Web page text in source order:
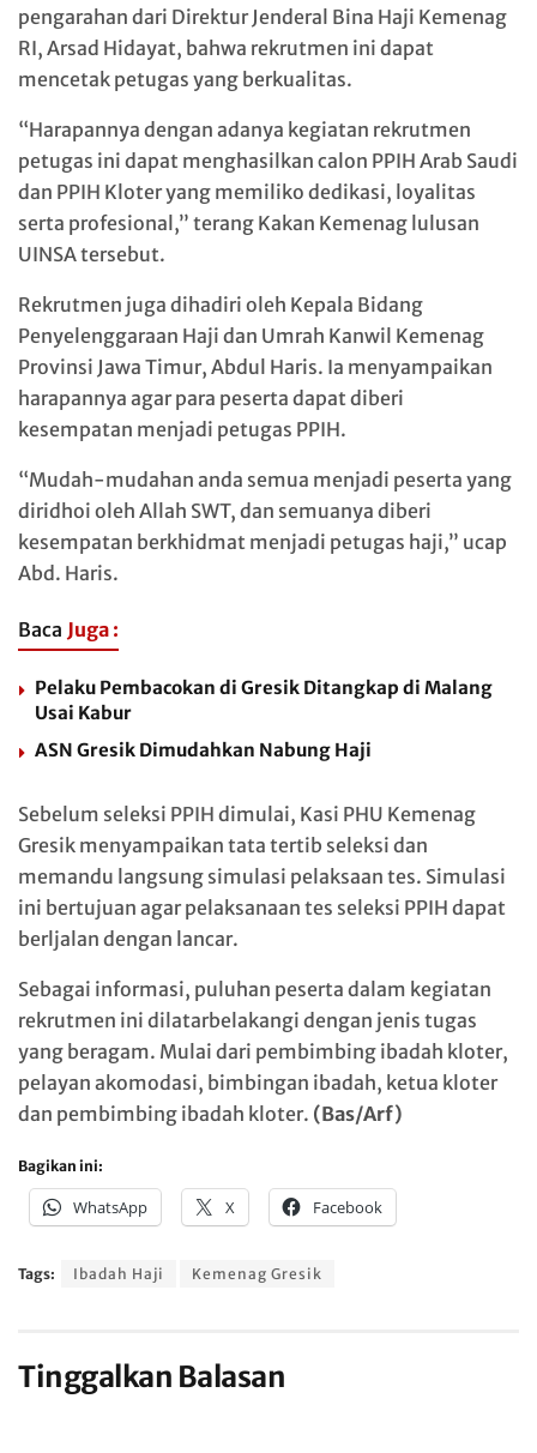
pengarahan dari Direktur Jenderal Bina Haji Kemenag
RI, Arsad Hidayat, bahwa rekrutmen ini dapat
mencetak petugas yang berkualitas.
“Harapannya dengan adanya kegiatan rekrutmen
petugas ini dapat menghasilkan calon PPIH Arab Saudi
dan PPIH Kloter yang memiliko dedikasi, loyalitas
serta profesional,” terang Kakan Kemenag lulusan
UINSA tersebut.
Rekrutmen juga dihadiri oleh Kepala Bidang
Penyelenggaraan Haji dan Umrah Kanwil Kemenag
Provinsi Jawa Timur, Abdul Haris. Ia menyampaikan
harapannya agar para peserta dapat diberi
kesempatan menjadi petugas PPIH.
“Mudah-mudahan anda semua menjadi peserta yang
diridhoi oleh Allah SWT, dan semuanya diberi
kesempatan berkhidmat menjadi petugas haji,” ucap
Abd. Haris.
Baca Juga :
Pelaku Pembacokan di Gresik Ditangkap di Malang
Usai Kabur
ASN Gresik Dimudahkan Nabung Haji
Sebelum seleksi PPIH dimulai, Kasi PHU Kemenag
Gresik menyampaikan tata tertib seleksi dan
memandu langsung simulasi pelaksaan tes. Simulasi
ini bertujuan agar pelaksanaan tes seleksi PPIH dapat
berljalan dengan lancar.
Sebagai informasi, puluhan peserta dalam kegiatan
rekrutmen ini dilatarbelakangi dengan jenis tugas
yang beragam. Mulai dari pembimbing ibadah kloter,
pelayan akomodasi, bimbingan ibadah, ketua kloter
dan pembimbing ibadah kloter. (Bas/Arf)
Bagikan ini:
WhatsApp X Facebook
Tags: Ibadah Haji Kemenag Gresik
Tinggalkan Balasan